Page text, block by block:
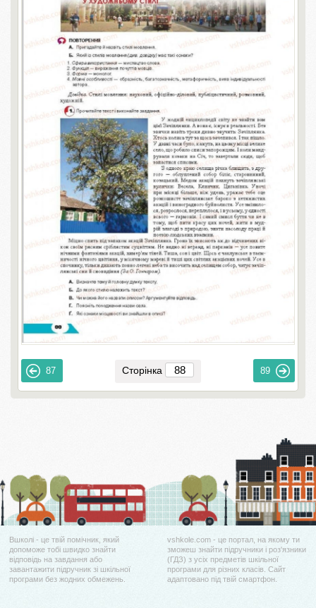
87 Сторінка 89
Вшколі - це твій помічник, який
допоможе тобі швидко знайти
відповідь на завдання або
завантажити підручник зі шкільної
програми без жодних обмежень.
vshkole.com - це портал, на якому ти
зможеш знайти підручники і роз'язники
(ГДЗ) з усіх предметів шкільної
програми для різних класів. Сайт
адаптовано під твій смартфон.